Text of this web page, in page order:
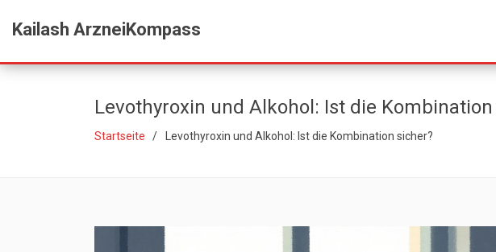
Kailash ArzneiKompass
Levothyroxin und Alkohol: Ist die
Startseite Levothyroxin und Alkohol: Ist die Kombination sicher?